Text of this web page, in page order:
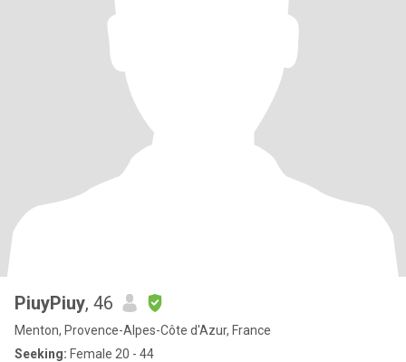
PiuyPiuy, 46
Menton, Provence-Alpes-Côte d'Azur, France
Seeking: Female 20 - 44